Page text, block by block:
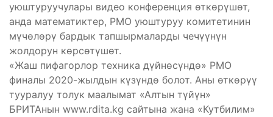
уюштуруучулары видео конференция өткөрүшөт,
анда математиктер, РМО уюштуруу комитетинин
мүчөлөрү бардык тапшырмаларды чечүүнүн
жолдорун көрсөтүшөт.
«Жаш пифагорлор техника дүйнөсүндө» РМО
финалы 2020-жылдын күзүндө болот. Аны өткөрүү
тууралуу толук маалымат «Алтын түйүн»
БРИТАнын www.rdita.kg сайтына жана «Кутбилим»